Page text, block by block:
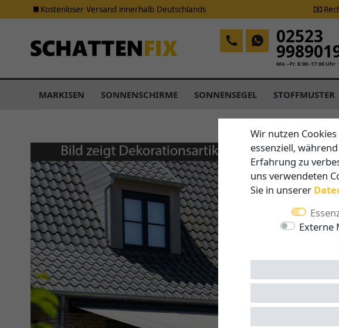
Kostenloser Versand innerhalb Deutschlands
02523
Mo.–Fr. 8:00 -17:00 Uhr
MARKISEN SONNENSCHIRME SONNENSEGEL STOFFMUSTER
Wir nutzen
essenziell,
Erfahrung zu
uns verwendeten
Sie in unserer
Externe